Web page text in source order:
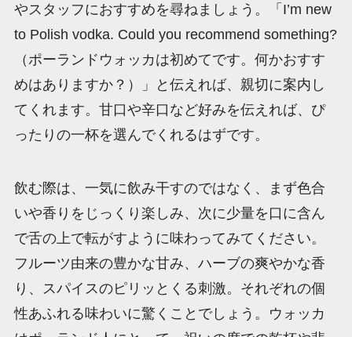
やスタッフにおすすめを尋ねましょう。「I’m new
to Polish vodka. Could you recommend something?
（ポーランドウォッカは初めてです。何かおすす
めはありますか？）」と伝えれば、親切に案内し
てくれます。甘口や辛口など好みを伝えれば、ぴ
ったりの一杯を選んでくれるはずです。
飲む際は、一気に飲み干すのではなく、まず色合
いや香りをじっくり楽しみ、次に少量を口に含ん
で舌の上で転がすように味わってみてください。
フルーツ由来の豊かな甘み、ハーブの爽やかな香
り、スパイスのピリッとくる刺激。それぞれの個
性あふれる味わいに驚くことでしょう。ウォッカ